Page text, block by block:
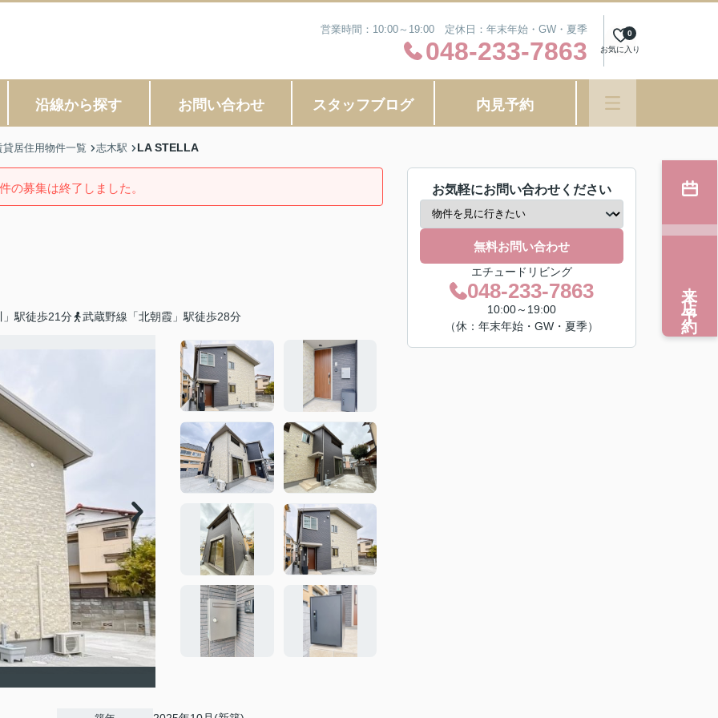
営業時間：10:00～19:00 定休日：年末年始・GW・夏季
048-233-7863 お気に入り
0
沿線から探す お問い合わせ スタッフブログ 内見予約
居住用物件一覧 志木駅 LA STELLA
の募集は終了しました。
駅徒歩21分 武蔵野線「北朝霞」駅徒歩28分
お気軽にお問い合わせください
無料お問い合わせ
エチュードリビング
048-233-7863
10:00～19:00
（休：年末年始・GW・夏季）
来店予約